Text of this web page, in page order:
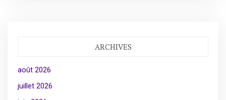
ARCHIVES
août 2026
juillet 2026